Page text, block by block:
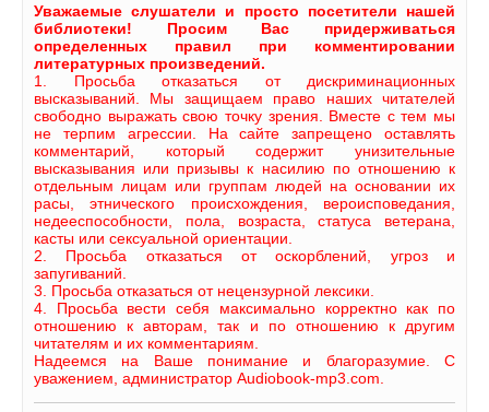
Уважаемые слушатели и просто посетители нашей
библиотеки! Просим Вас придерживаться
определенных правил при комментировании
литературных произведений.
1. Просьба отказаться от дискриминационных
высказываний. Мы защищаем право наших читателей
свободно выражать свою точку зрения. Вместе с тем мы
не терпим агрессии. На сайте запрещено оставлять
комментарий, который содержит унизительные
высказывания или призывы к насилию по отношению к
отдельным лицам или группам людей на основании их
расы, этнического происхождения, вероисповедания,
недееспособности, пола, возраста, статуса ветерана,
касты или сексуальной ориентации.
2. Просьба отказаться от оскорблений, угроз и
запугиваний.
3. Просьба отказаться от нецензурной лексики.
4. Просьба вести себя максимально корректно как по
отношению к авторам, так и по отношению к другим
читателям и их комментариям.
Надеемся на Ваше понимание и благоразумие. С
уважением, администратор Audiobook-mp3.com.